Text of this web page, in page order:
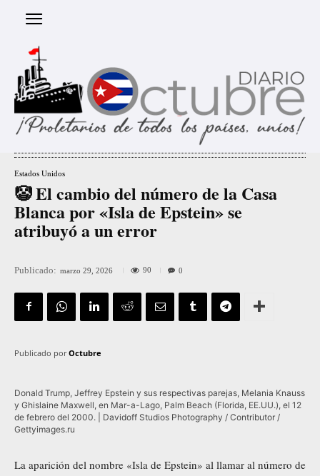
Estados Unidos
🤡 El cambio del número de la Casa
Blanca por «Isla de Epstein» se
atribuyó a un error
Publicado: marzo 29, 2026 90 0
Publicado por Octubre
Donald Trump, Jeffrey Epstein y sus respectivas parejas, Melania Knauss
y Ghislaine Maxwell, en Mar-a-Lago, Palm Beach (Florida, EE.UU.), el 12
de febrero del 2000. | Davidoff Studios Photography / Contributor /
Gettyimages.ru
La aparición del nombre «Isla de Epstein» al llamar al número de